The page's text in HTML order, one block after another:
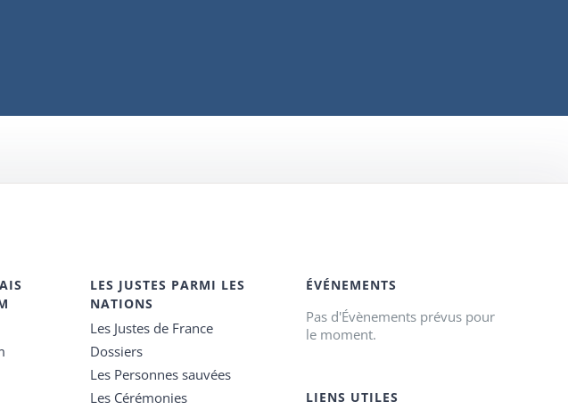
LES JUSTES PARMI LES
NATIONS
Les Justes de France
Dossiers
Les Personnes sauvées
Les Cérémonies
ÉVÉNEMENTS
Pas d'Évènements prévus pour
le moment.
LIENS UTILES